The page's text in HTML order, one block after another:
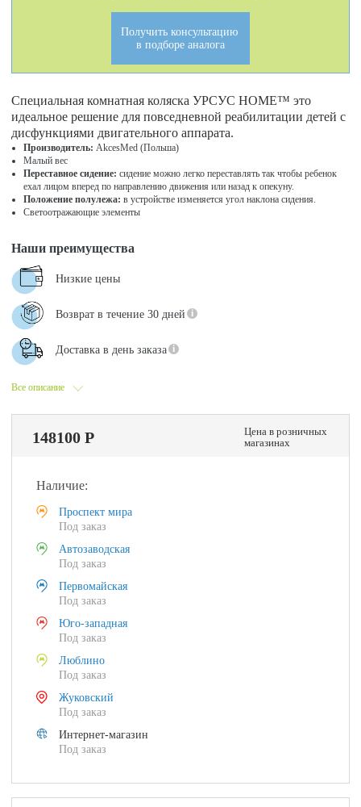
Получить консультацию
в подборе аналога
Специальная комнатная коляска УРСУС HOME™ это
идеальное решение для повседневной реабилитации детей с
дисфункциями двигательного аппарата.
Производитель: AkcesMed (Польша)
Малый вес
Переставное сидение: сидение можно легко переставлять так чтобы ребенок
ехал лицом вперед по направлению движения или назад к опекуну.
Положение полулежа: в устройстве изменяется угол наклона сидения.
Светоотражающие элементы
Все описание
Наши преимущества
Низкие цены
Возврат в течение 30 дней
Доставка в день заказа
148100 Р
Цена в розничных
магазинах
Наличие:
Проспект мира
Под заказ
Автозаводская
Под заказ
Первомайская
Под заказ
Юго-западная
Под заказ
Люблино
Под заказ
Жуковский
Под заказ
Интернет-магазин
Под заказ